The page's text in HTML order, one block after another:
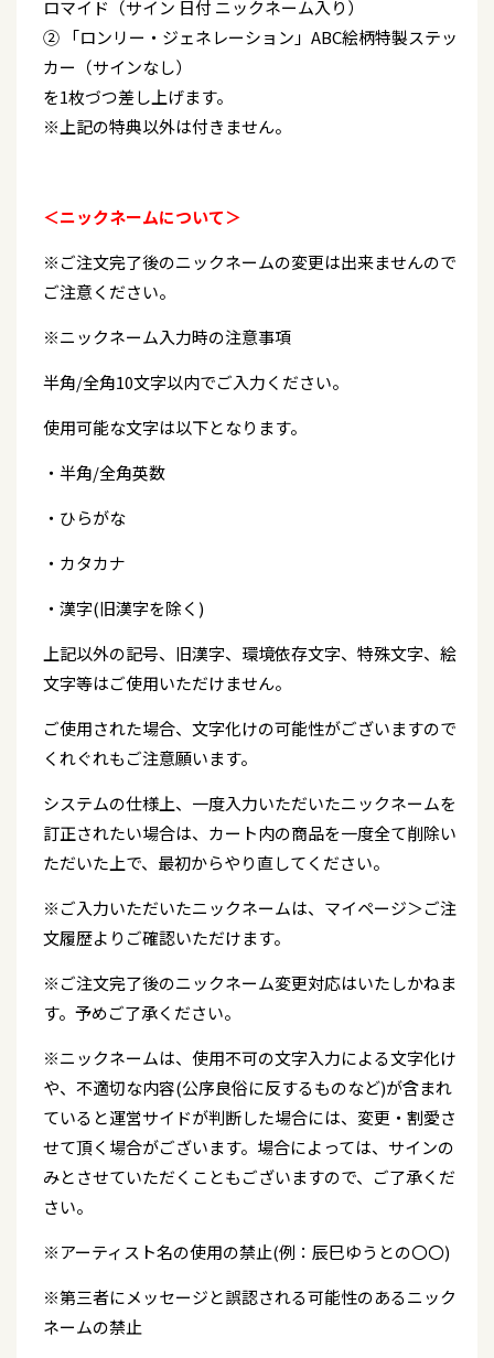
ロマイド（サイン 日付 ニックネーム入り）
② 「ロンリー・ジェネレーション」ABC絵柄特製ステッ
カー（サインなし）
を1枚づつ差し上げます。
※上記の特典以外は付きません。
＜ニックネームについて＞
※ご注文完了後のニックネームの変更は出来ませんので
ご注意ください。
※ニックネーム入力時の注意事項
半角/全角10文字以内でご入力ください。
使用可能な文字は以下となります。
・半角/全角英数
・ひらがな
・カタカナ
・漢字(旧漢字を除く)
上記以外の記号、旧漢字、環境依存文字、特殊文字、絵
文字等はご使用いただけません。
ご使用された場合、文字化けの可能性がございますので
くれぐれもご注意願います。
システムの仕様上、一度入力いただいたニックネームを
訂正されたい場合は、カート内の商品を一度全て削除い
ただいた上で、最初からやり直してください。
※ご入力いただいたニックネームは、マイページ＞ご注
文履歴よりご確認いただけます。
※ご注文完了後のニックネーム変更対応はいたしかねま
す。予めご了承ください。
※ニックネームは、使用不可の文字入力による文字化け
や、不適切な内容(公序良俗に反するものなど)が含まれ
ていると運営サイドが判断した場合には、変更・割愛さ
せて頂く場合がございます。場合によっては、サインの
みとさせていただくこともございますので、ご了承くだ
さい。
※アーティスト名の使用の禁止(例：辰巳ゆうとの〇〇)
※第三者にメッセージと誤認される可能性のあるニック
ネームの禁止